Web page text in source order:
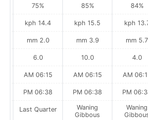
84%
13.7
5.7 mm
4.0
06:15
06:38
Waning
85%
15.5 kph
3.9 mm
10.0
06:15 AM
06:38 PM
Waning
Gibbous
75%
14.4 kph
2.0 mm
6.0
06:15 AM
06:38 PM
Last Quarter